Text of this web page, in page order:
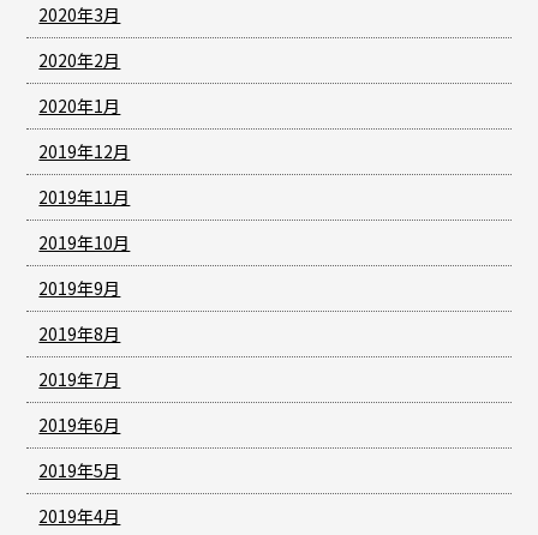
2020年3月
2020年2月
2020年1月
2019年12月
2019年11月
2019年10月
2019年9月
2019年8月
2019年7月
2019年6月
2019年5月
2019年4月